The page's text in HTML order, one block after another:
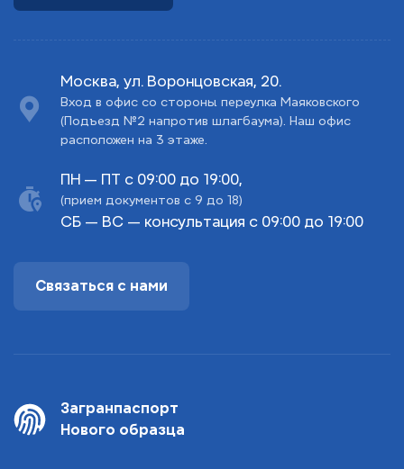
Москва, ул. Воронцовская, 20.
Вход в офис со стороны переулка Маяковского
(Подъезд №2 напротив шлагбаума). Наш офис
расположен на 3 этаже.
ПН — ПТ с 09:00 до 19:00,
(прием документов с 9 до 18)
СБ — ВС — консультация с 09:00 до 19:00
Связаться с нами
Загранпаспорт
Нового образца